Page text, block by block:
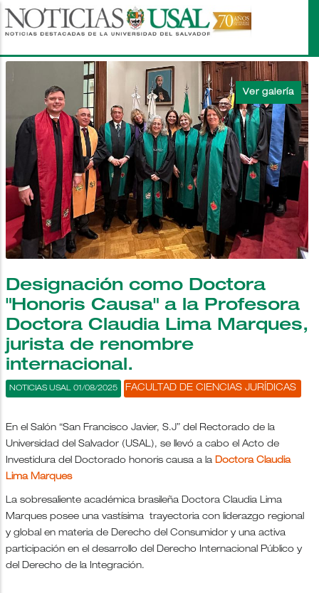
Pasar
al
principal
Designación como Doctora
"Honoris Causa" a la Profesora
Doctora Claudia Lima Marques,
jurista de renombre
internacional.
FACULTAD DE CIENCIAS JURÍDICAS
NOTICIAS USAL 01/08/2025
En el Salón “San Francisco Javier, S.J” del Rectorado de la
Universidad del Salvador (USAL), se llevó a cabo el Acto de
Investidura del Doctorado honoris causa a la Doctora Claudia
Lima Marques
La sobresaliente académica brasileña Doctora Claudia Lima
Marques posee una vastísima trayectoria con liderazgo regional
y global en materia de Derecho del Consumidor y una activa
participación en el desarrollo del Derecho Internacional Público y
del Derecho de la Integración.